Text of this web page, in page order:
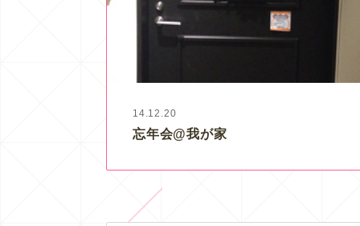
14.12.20
忘年会@我が家